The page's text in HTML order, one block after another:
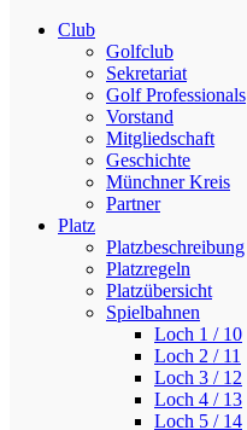
Club
Golfclub
Sekretariat
Golf Professionals
Vorstand
Mitgliedschaft
Geschichte
Münchner Kreis
Partner
Platz
Platzbeschreibung
Platzregeln
Platzübersicht
Spielbahnen
Loch 1 / 10
Loch 2 / 11
Loch 3 / 12
Loch 4 / 13
Loch 5 / 14